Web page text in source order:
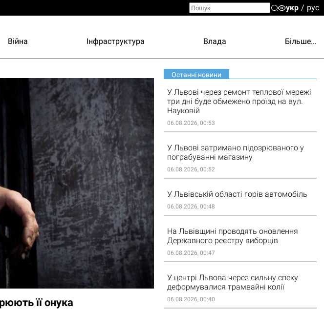
укр рус
Війна Інфраструктура Влада Більше...
її онука
Останні новини
У Львові через ремонт теплової мережі
три дні буде обмежено проїзд на вул.
Науковій
06.08.2026, 00:53
У Львові затримано підозрюваного у
пограбуванні магазину
06.08.2026, 00:52
У Львівській області горів автомобіль
06.08.2026, 00:48
На Львівщині проводять оновлення
Державного реєстру виборців
06.08.2026, 00:47
У центрі Львова через сильну спеку
деформувалися трамвайні колії
06.08.2026, 00:40